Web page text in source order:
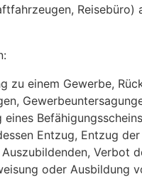
Reisebüro)
zu einem Gewerbe,
Entzug, Entzug
Verbot
oder Ausbildung